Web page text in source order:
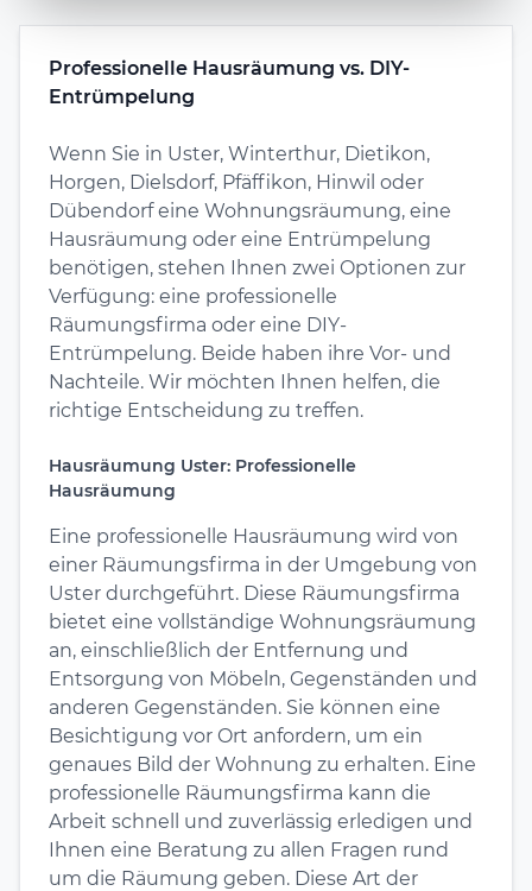
Professionelle Hausräumung vs. DIY-
Entrümpelung
Wenn Sie in Uster, Winterthur, Dietikon,
Horgen, Dielsdorf, Pfäffikon, Hinwil oder
Dübendorf eine Wohnungsräumung, eine
Hausräumung oder eine Entrümpelung
benötigen, stehen Ihnen zwei Optionen zur
Verfügung: eine professionelle
Räumungsfirma oder eine DIY-
Entrümpelung. Beide haben ihre Vor- und
Nachteile. Wir möchten Ihnen helfen, die
richtige Entscheidung zu treffen.
Hausräumung Uster: Professionelle
Hausräumung
Eine professionelle Hausräumung wird von
einer Räumungsfirma in der Umgebung von
Uster durchgeführt. Diese Räumungsfirma
bietet eine vollständige Wohnungsräumung
an, einschließlich der Entfernung und
Entsorgung von Möbeln, Gegenständen und
anderen Gegenständen. Sie können eine
Besichtigung vor Ort anfordern, um ein
genaues Bild der Wohnung zu erhalten. Eine
professionelle Räumungsfirma kann die
Arbeit schnell und zuverlässig erledigen und
Ihnen eine Beratung zu allen Fragen rund
um die Räumung geben. Diese Art der